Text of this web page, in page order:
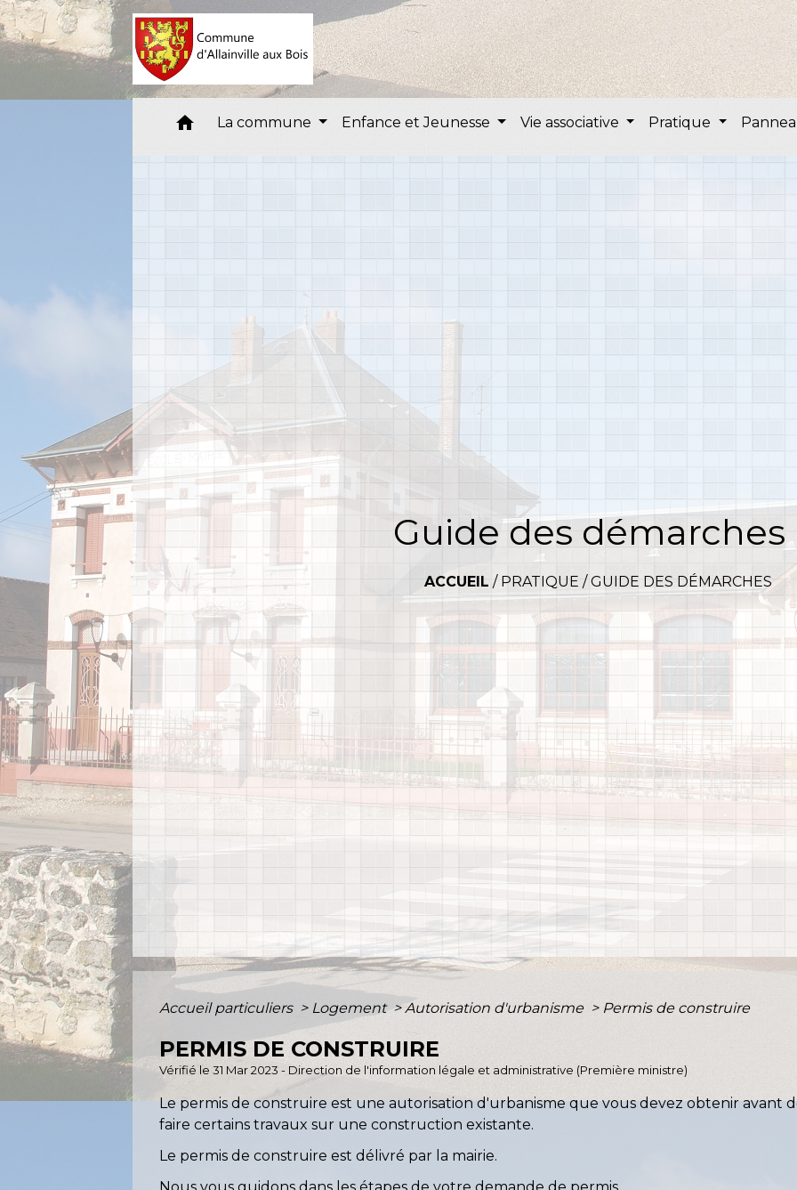
home La commune Enfance et Jeunesse Vie associative Pratique
Guide des démarches
ACCUEIL / PRATIQUE /GUIDE DES DÉMARCHES
Accueil particuliers > Logement > Autorisation d'urbanisme > Permis de construire
PERMIS DE CONSTRUIRE
Vérifié le 31 Mar 2023 - Direction de l'information légale et administrative (Première ministre)
Le permis de construire est une autorisation d'urbanisme que vous devez obtenir avant
faire certains travaux sur une construction existante.
Le permis de construire est délivré par la mairie.